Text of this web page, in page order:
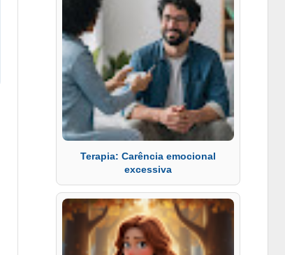
Terapia: Carência emocional
excessiva